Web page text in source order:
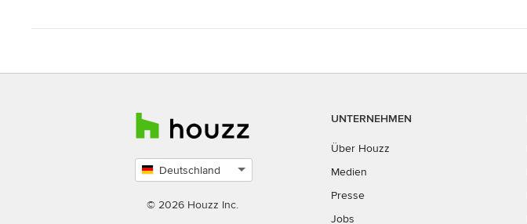
Deutschland
auswählen
© 2026 Houzz Inc.
UNTERNEHMEN
Über Houzz
Medien
Presse
Jobs